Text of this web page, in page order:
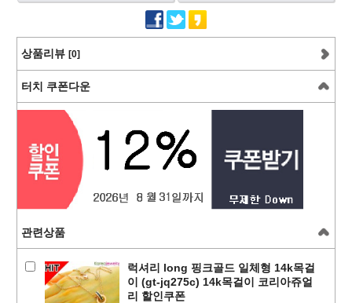
상품리뷰 [0]
터치 쿠폰다운
관련상품
럭셔리 long 핑크골드 일체형 14k목걸
이 (gt-jq275c) 14k목걸이 코리아쥬얼
리 할인쿠폰